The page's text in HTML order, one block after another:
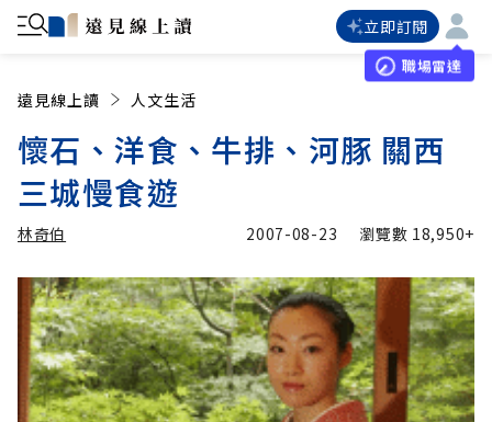
立即訂閱
職場雷達
遠見線上讀 人文生活
懷石、洋食、牛排、河豚 關西
三城慢食遊
林奇伯
林奇伯 加入追蹤
2007-08-23 瀏覽數 18,950+